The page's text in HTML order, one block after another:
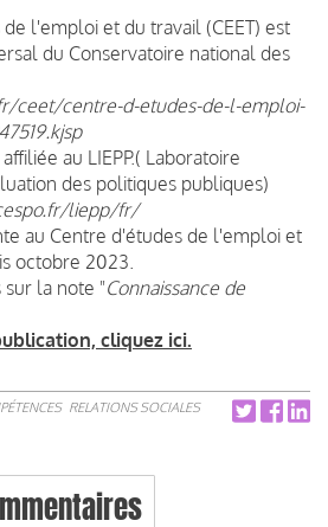
l'emploi et du travail (CEET) est
du Conservatoire national des
ceet/centre-d-etudes-de-l-emploi-
au LIEPP.( Laboratoire
des politiques publiques)
liepp/fr/
au Centre d'études de l'emploi et
octobre 2023.
sur la note "Connaissance de
cliquez ici.
RELATIONS SOCIALES